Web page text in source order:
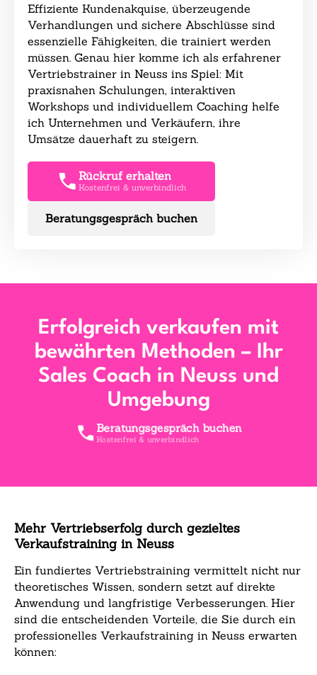
Effiziente Kundenakquise, überzeugende
Verhandlungen und sichere Abschlüsse sind
essenzielle Fähigkeiten, die trainiert werden
müssen. Genau hier komme ich als erfahrener
Vertriebstrainer in Neuss ins Spiel: Mit
praxisnahen Schulungen, interaktiven
Workshops und individuellem Coaching helfe
ich Unternehmen und Verkäufern, ihre
Umsätze dauerhaft zu steigern.
Rückruf erhalten
Kostenfrei & unverbindlich
Beratungsgespräch buchen
Erfolgreich verkaufen mit
bewährten Methoden – Ihr
Sales Coach in Neuss und
Umgebung
Beratungsgespräch buchen
Kostenfrei & unverbindlich
Mehr Vertriebserfolg durch gezieltes
Verkaufstraining in Neuss
Ein fundiertes Vertriebstraining vermittelt nicht nur
theoretisches Wissen, sondern setzt auf direkte
Anwendung und langfristige Verbesserungen. Hier
sind die entscheidenden Vorteile, die Sie durch ein
professionelles Verkaufstraining in Neuss erwarten
können: